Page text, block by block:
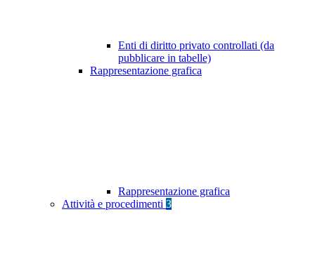
Enti di diritto privato controllati (da
pubblicare in tabelle)
Rappresentazione grafica
Rappresentazione grafica
Attività e procedimenti 3